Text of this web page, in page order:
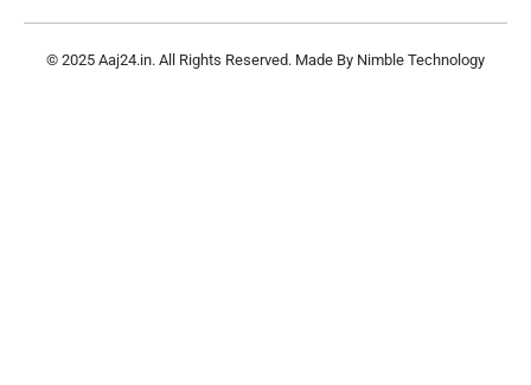
© 2025 Aaj24.in. All Rights Reserved. Made By Nimble Technology